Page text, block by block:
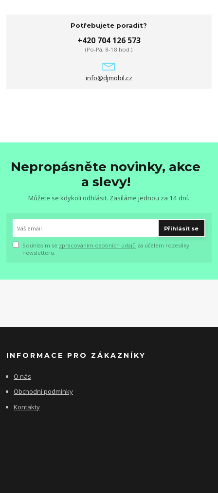
Potřebujete poradit?
+420 704 126 573
(Po-Pá, 8-18 hod.)
info@djmobil.cz
Nepropásněte novinky, akce
a slevy!
Můžete se kdykoli odhlásit. Zasíláme jednou za 14 dní.
Přihlásit se
Souhlasím se zpracováním osobních údajů za účelem rozesílky
newsletteru.
INFORMACE PRO ZÁKAZNÍKY
O nás
Obchodní podmínky
Kontakty